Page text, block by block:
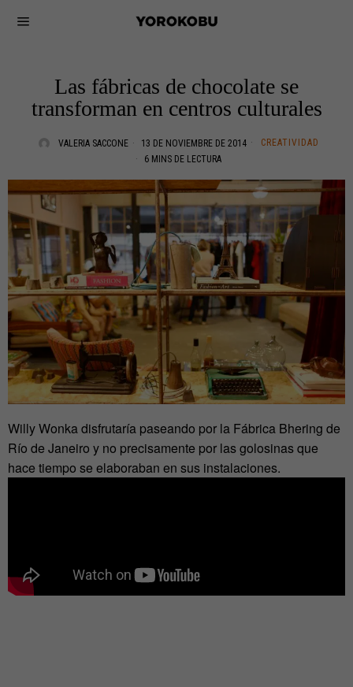
Las fábricas de chocolate se
transforman en centros culturales
VALERIA SACCONE 13 DE NOVIEMBRE DE 2014
CREATIVIDAD
6 MINS DE LECTURA
Willy Wonka disfrutaría paseando por la Fábrica Bhering de
Río de Janeiro y no precisamente por las golosinas que
hace tiempo se elaboraban en sus instalaciones.